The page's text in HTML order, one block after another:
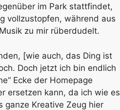
im Park stattfindet,
vollzustopfen, während aus
zu mir rüberdudelt.
[wie auch, das Ding ist
Doch jetzt ich bin endlich
Ecke der Homepage
ersetzen kann, da ich wie es
ganze Kreative Zeug hier